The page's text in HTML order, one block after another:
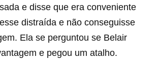
e disse que era conveniente
distraída e não conseguisse
Ela se perguntou se Belair
e pegou um atalho.